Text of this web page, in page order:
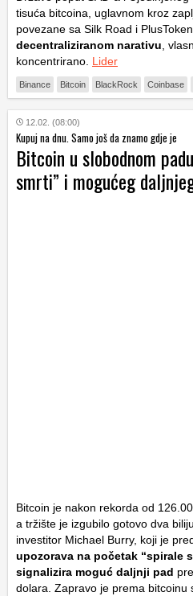
tisuća bitcoina, uglavnom kroz
povezane sa Silk Road i
decentraliziranom narativu ,
koncentrirano. Lider
Binance Bitcoin BlackRock Coinbase
12.02. (08:00)
Kupuj na dnu. Samo još da znamo gdje je
Bitcoin u slobodnom
smrti” i mogućeg
Bitcoin je nakon rekorda od
a tržište je izgubilo gotovo dva
investitor Michael Burry, koji je
upozorava na početak “spirale
signalizira moguć daljnji pad
dolara. Zapravo je prema bitcoinu